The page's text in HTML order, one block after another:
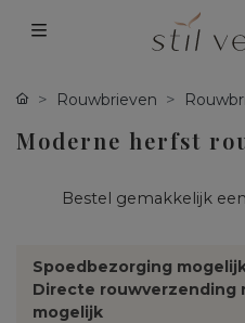
Rouwbrieven
Moderne herfst
Bestel gemakkelijk
Spoedbezorging
Directe rouwverzending
mogelijk